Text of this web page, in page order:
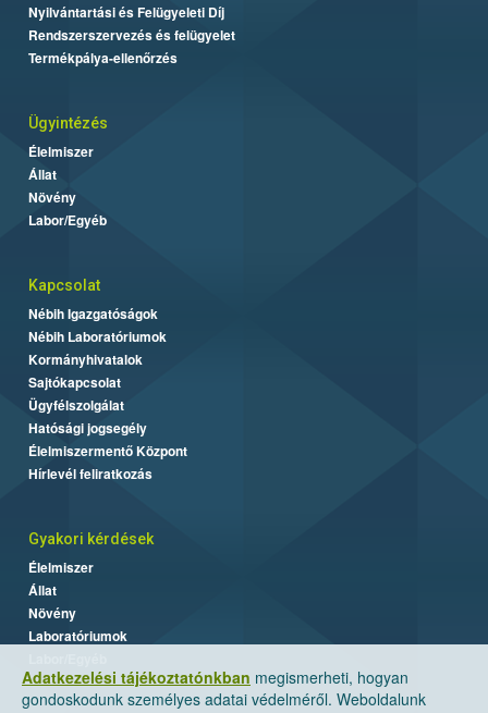
Adatkezelési tájékoztatónkban megismerheti, hogyan
gondoskodunk személyes adatai védelméről. Weboldalunk
Nyilvántartási és Felügyeleti Díj
Rendszerszervezés és felügyelet
Termékpálya-ellenőrzés
Ügyintézés
Élelmiszer
Állat
Növény
Labor/Egyéb
Kapcsolat
Nébih Igazgatóságok
Nébih Laboratóriumok
Kormányhivatalok
Sajtókapcsolat
Ügyfélszolgálat
Hatósági jogsegély
Élelmiszermentő Központ
Hírlevél feliratkozás
Gyakori kérdések
Élelmiszer
Állat
Növény
Laboratóriumok